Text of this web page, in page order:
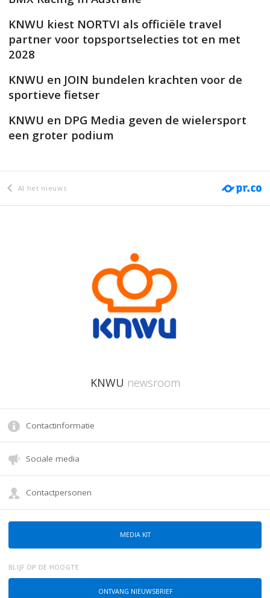
KNWU kiest NORTVI als officiële travel
partner voor topsportselecties tot en met
2028
KNWU en JOIN bundelen krachten voor de
sportieve fietser
KNWU en DPG Media geven de wielersport
een groter podium
Al het nieuws
KNWU newsroom
Contactinformatie
Sociale media
Contactpersonen
MEDIA KIT
BLIJF OP DE HOOGTE
ONTVANG NIEUWSBRIEF